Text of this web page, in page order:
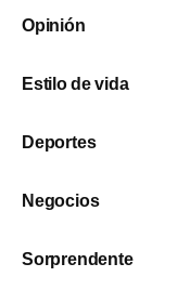
Opinión
Estilo de vida
Deportes
Negocios
Sorprendente